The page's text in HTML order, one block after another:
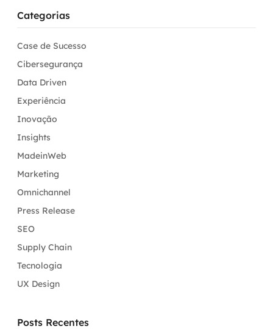
Categorias
Case de Sucesso
Cibersegurança
Data Driven
Experiência
Inovação
Insights
MadeinWeb
Marketing
Omnichannel
Press Release
SEO
Supply Chain
Tecnologia
UX Design
Posts Recentes